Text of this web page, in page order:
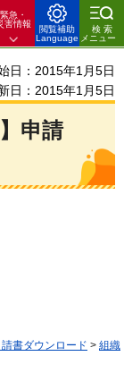
緊急・
害情報
閲覧補助
Language
検索
メニュー
日：2015年1月5日
日：2015年1月5日
申請
書ダウンロード > 組織